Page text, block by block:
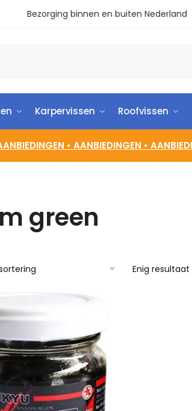
Bezorging binnen en buiten Nederland
Karpervissen Roofvissen
• AANBIEDINGEN •
green
Enig resultaat